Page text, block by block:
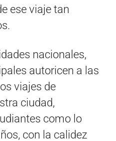
ese viaje tan
nacionales,
autoricen a las
viajes de
ciudad,
como lo
con la calidez